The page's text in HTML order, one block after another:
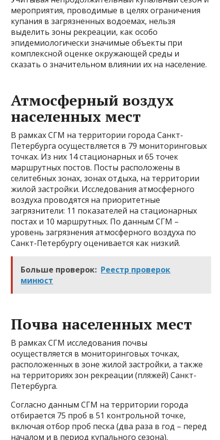
мероприятия, проводимые в целях ограничения
купания в загрязненных водоемах, нельзя
выделить зоны рекреации, как особо
эпидемиологически значимые объекты при
комплексной оценке окружающей среды и
сказать о значительном влиянии их на население.
Атмосферный воздух
населенных мест
В рамках СГМ на территории города Санкт-
Петербурга осуществляется в 79 мониторинговых
точках. Из них 14 стационарных и 65 точек
маршрутных постов. Посты расположены в
селитебных зонах, зонах отдыха, на территории
жилой застройки. Исследования атмосферного
воздуха проводятся на приоритетные
загрязнители: 11 показателей на стационарных
постах и 10 маршрутных. По данным СГМ –
уровень загрязнения атмосферного воздуха по
Санкт-Петербургу оценивается как низкий.
Больше проверок: Реестр проверок
минюст
Почва населенных мест
В рамках СГМ исследования почвы
осуществляется в мониторинговых точках,
расположенных в зоне жилой застройки, а также
на территориях зон рекреации (пляжей) Санкт-
Петербурга.
Согласно данным СГМ на территории города
отбирается 75 проб в 51 контрольной точке,
включая отбор проб песка (два раза в год – перед
началом и в период купального сезона).